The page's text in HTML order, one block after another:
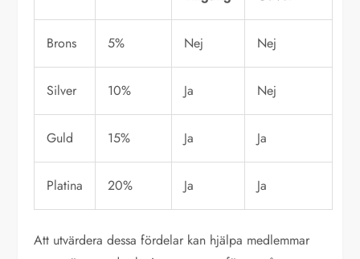
Brons 5% Nej Nej
Silver 10% Ja Nej
Guld 15% Ja Ja
Platina 20% Ja Ja
Att utvärdera dessa fördelar kan hjälpa medlemmar